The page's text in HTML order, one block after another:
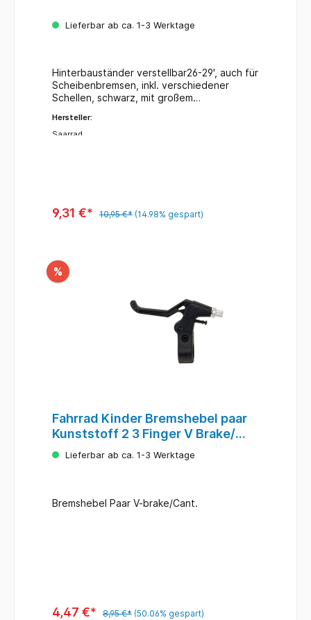
Lieferbar ab ca. 1-3 Werktage
Hinterbauständer verstellbar26-29', auch für
Scheibenbremsen, inkl. verschiedener
Schellen, schwarz, mit großem
drehen
Hersteller:
Saarrad
9,31 €* 10,95 €* (14.98% gespart)
%
Fahrrad Kinder Bremshebel paar
Kunststoff 2 3 Finger V Brake/
CantiLieferbar ab ca. 1-3 Werktage
Bremshebel Paar V-brake/Cant.
4,47 €* 8,95 €* (50.06% gespart)